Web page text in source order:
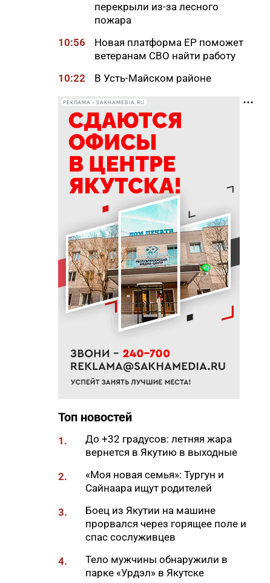
перекрыли из-за лесного
пожара
10:56
Новая платформа ЕР поможет
ветеранам СВО найти работу
10:22
В Усть-Майском районе
на 13 гектарах
10:01
Якутяне рассказали, что
считают главным подарком в
своей жизни
09:41
Сколько стоит, собрать
ребенка в школу на Дальнем
Востоке
09:20
В Якутии заготовлено 114
тысяч тонн сена и 200 тонн
сенажа
09:00
На Камчатке завершилась
парусная экспедиция из
Якутии
До +27 градусов прогреется
21:00
Деловая программа ВЭФ-2026
охватывает почти 70 сессий
получили за неделю
поддержку психологов Якутии
19:48
В Якутии определены
приоритеты развития
«Движения Первых»
Более 26 тонн гуманитарной
помощи доставили в
пострадавший от паводка
Верхоянский район
РЕКЛАМА • SAKHAMEDIA.RU
Топ новостей
1.
До +32 градусов: летняя жара
вернется в Якутию в выходные
2.
«Моя новая семья»: Тургун и
Сайнаара ищут родителей
3.
Боец из Якутии на машине
прорвался через горящее поле и
спас сослуживцев
4.
Тело мужчины обнаружили в
парке «Урдэл» в Якутске